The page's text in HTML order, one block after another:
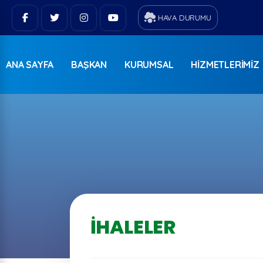
HAVA DURUMU
ANA SAYFA BAŞKAN KURUMSAL HIZMETLERIMIZ
İHALELER